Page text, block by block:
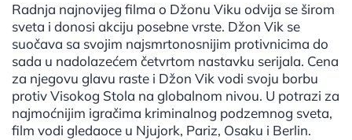
Radnja najnovijeg filma o Džonu Viku odvija se širom
sveta i donosi akciju posebne vrste. Džon Vik se
suočava sa svojim najsmrtonosnijim protivnicima do
sada u nadolazećem četvrtom nastavku serijala. Cena
za njegovu glavu raste i Džon Vik vodi svoju borbu
protiv Visokog Stola na globalnom nivou. U potrazi za
najmoćnijim igračima kriminalnog podzemnog sveta,
film vodi gledaoce u Njujork, Pariz, Osaku i Berlin.